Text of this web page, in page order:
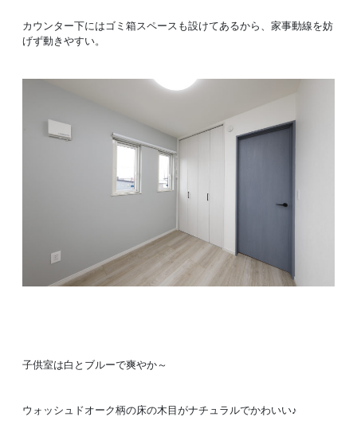
カウンター下にはゴミ箱スペースも設けてあるから、家事動線を妨
げず動きやすい。
子供室は白とブルーで爽やか～
ウォッシュドオーク柄の床の木目がナチュラルでかわいい♪